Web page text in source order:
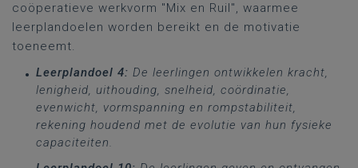
coöperatieve werkvorm "Mix en Ruil", waarmee
leerplandoelen worden bereikt en de motivatie
toeneemt.
Leerplandoel 4: De leerlingen ontwikkelen kracht,
lenigheid, uithouding, snelheid, coördinatie,
evenwicht, vormspanning en rompstabiliteit,
rekening houdend met de evolutie van hun fysieke
capaciteiten.